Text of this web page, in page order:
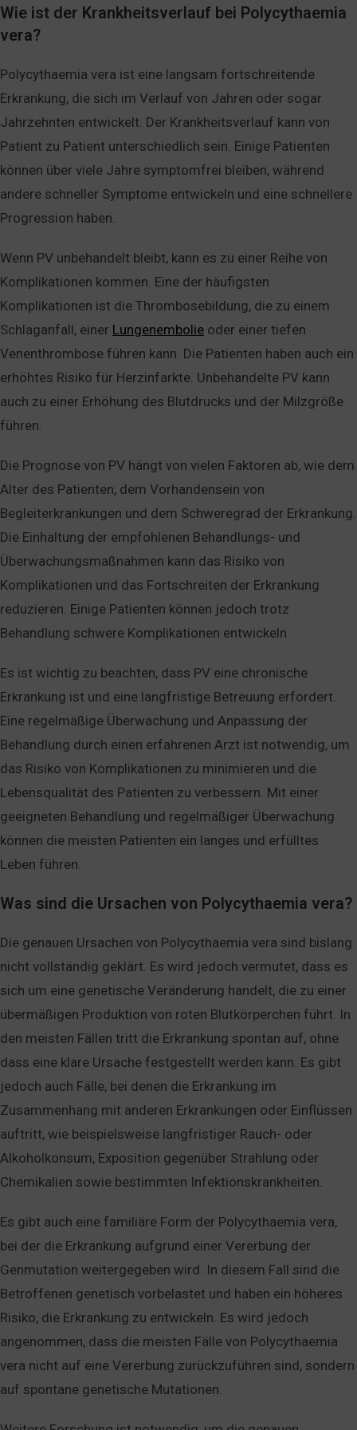
Wie ist der Krankheitsverlauf bei Polycythaemia
vera?
Polycythaemia vera ist eine langsam fortschreitende
Erkrankung, die sich im Verlauf von Jahren oder sogar
Jahrzehnten entwickelt. Der Krankheitsverlauf kann von
Patient zu Patient unterschiedlich sein. Einige Patienten
können über viele Jahre symptomfrei bleiben, während
andere schneller Symptome entwickeln und eine schnellere
Progression haben.
Wenn PV unbehandelt bleibt, kann es zu einer Reihe von
Komplikationen kommen. Eine der häufigsten
Komplikationen ist die Thrombosebildung, die zu einem
Schlaganfall, einer Lungenembolie oder einer tiefen
Venenthrombose führen kann. Die Patienten haben auch ein
erhöhtes Risiko für Herzinfarkte. Unbehandelte PV kann
auch zu einer Erhöhung des Blutdrucks und der Milzgröße
führen.
Die Prognose von PV hängt von vielen Faktoren ab, wie dem
Alter des Patienten, dem Vorhandensein von
Begleiterkrankungen und dem Schweregrad der Erkrankung.
Die Einhaltung der empfohlenen Behandlungs- und
Überwachungsmaßnahmen kann das Risiko von
Komplikationen und das Fortschreiten der Erkrankung
reduzieren. Einige Patienten können jedoch trotz
Behandlung schwere Komplikationen entwickeln.
Es ist wichtig zu beachten, dass PV eine chronische
Erkrankung ist und eine langfristige Betreuung erfordert.
Eine regelmäßige Überwachung und Anpassung der
Behandlung durch einen erfahrenen Arzt ist notwendig, um
das Risiko von Komplikationen zu minimieren und die
Lebensqualität des Patienten zu verbessern. Mit einer
geeigneten Behandlung und regelmäßiger Überwachung
können die meisten Patienten ein langes und erfülltes
Leben führen.
Was sind die Ursachen von Polycythaemia vera?
Die genauen Ursachen von Polycythaemia vera sind bislang
nicht vollständig geklärt. Es wird jedoch vermutet, dass es
sich um eine genetische Veränderung handelt, die zu einer
übermäßigen Produktion von roten Blutkörperchen führt. In
den meisten Fällen tritt die Erkrankung spontan auf, ohne
dass eine klare Ursache festgestellt werden kann. Es gibt
jedoch auch Fälle, bei denen die Erkrankung im
Zusammenhang mit anderen Erkrankungen oder Einflüssen
auftritt, wie beispielsweise langfristiger Rauch- oder
Alkoholkonsum, Exposition gegenüber Strahlung oder
Chemikalien sowie bestimmten Infektionskrankheiten.
Es gibt auch eine familiäre Form der Polycythaemia vera,
bei der die Erkrankung aufgrund einer Vererbung der
Genmutation weitergegeben wird. In diesem Fall sind die
Betroffenen genetisch vorbelastet und haben ein höheres
Risiko, die Erkrankung zu entwickeln. Es wird jedoch
angenommen, dass die meisten Fälle von Polycythaemia
vera nicht auf eine Vererbung zurückzuführen sind, sondern
auf spontane genetische Mutationen.